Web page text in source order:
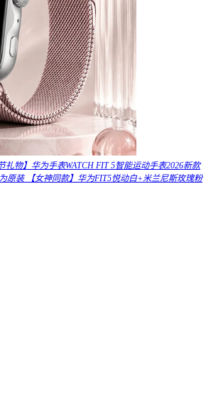
礼物】华为手表WATCH FIT 5智能运动手表2026新款
原装 【女神同款】华为FIT5悦动白+米兰尼斯玫瑰粉